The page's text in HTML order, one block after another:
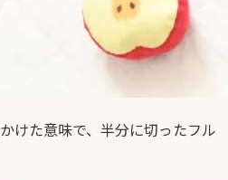
けた意味で、半分に切ったフル